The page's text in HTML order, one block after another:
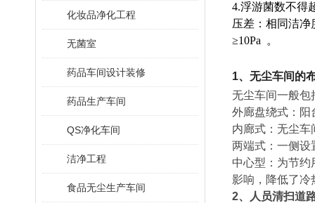
化妆品净化工程
无菌室
药品车间设计装修
药品生产车间
QS净化车间
洁净工程
食品无尘生产车间
4.浮游菌数不得
压差：相同洁净
≥10Pa 。
1、无尘车间的
无尘车间一般包
外廊盘绕式：阳
内廊式：无尘
两端式：一侧设
中心型：为节
影响，降低了冷
2、人员清扫道